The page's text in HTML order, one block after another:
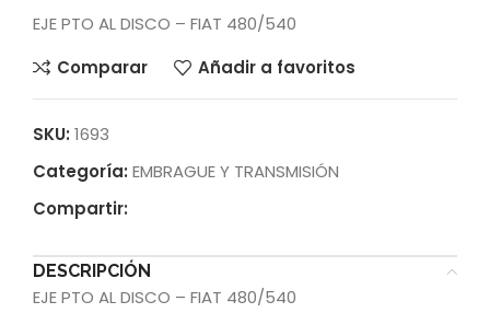
EJE PTO AL DISCO – FIAT 480/540
Comparar
Añadir a favoritos
SKU: 1693
Categoría: EMBRAGUE Y TRANSMISIÓN
Compartir:
DESCRIPCIÓN
EJE PTO AL DISCO – FIAT 480/540